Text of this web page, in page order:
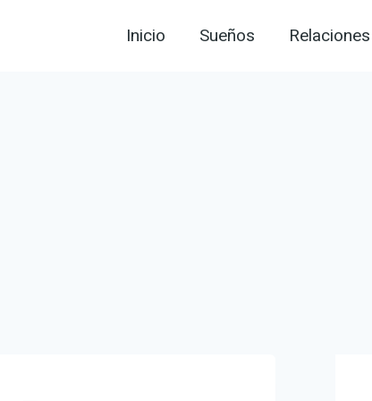
Inicio Sueños Relaciones